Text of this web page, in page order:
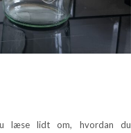
læse lidt om, hvordan du